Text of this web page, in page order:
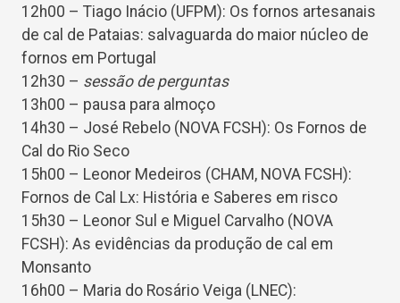
12h00 – Tiago Inácio (UFPM): Os fornos artesanais
de cal de Pataias: salvaguarda do maior núcleo de
fornos em Portugal
12h30 – sessão de perguntas
13h00 – pausa para almoço
14h30 – José Rebelo (NOVA FCSH): Os Fornos de
Cal do Rio Seco
15h00 – Leonor Medeiros (CHAM, NOVA FCSH):
Fornos de Cal Lx: História e Saberes em risco
15h30 – Leonor Sul e Miguel Carvalho (NOVA
FCSH): As evidências da produção de cal em
Monsanto
16h00 – Maria do Rosário Veiga (LNEC):